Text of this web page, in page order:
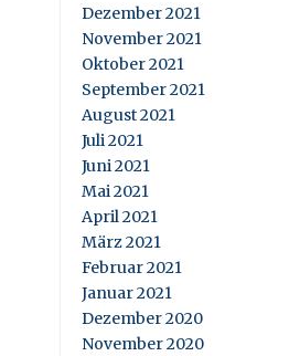
Dezember 2021
November 2021
Oktober 2021
September 2021
August 2021
Juli 2021
Juni 2021
Mai 2021
April 2021
März 2021
Februar 2021
Januar 2021
Dezember 2020
November 2020